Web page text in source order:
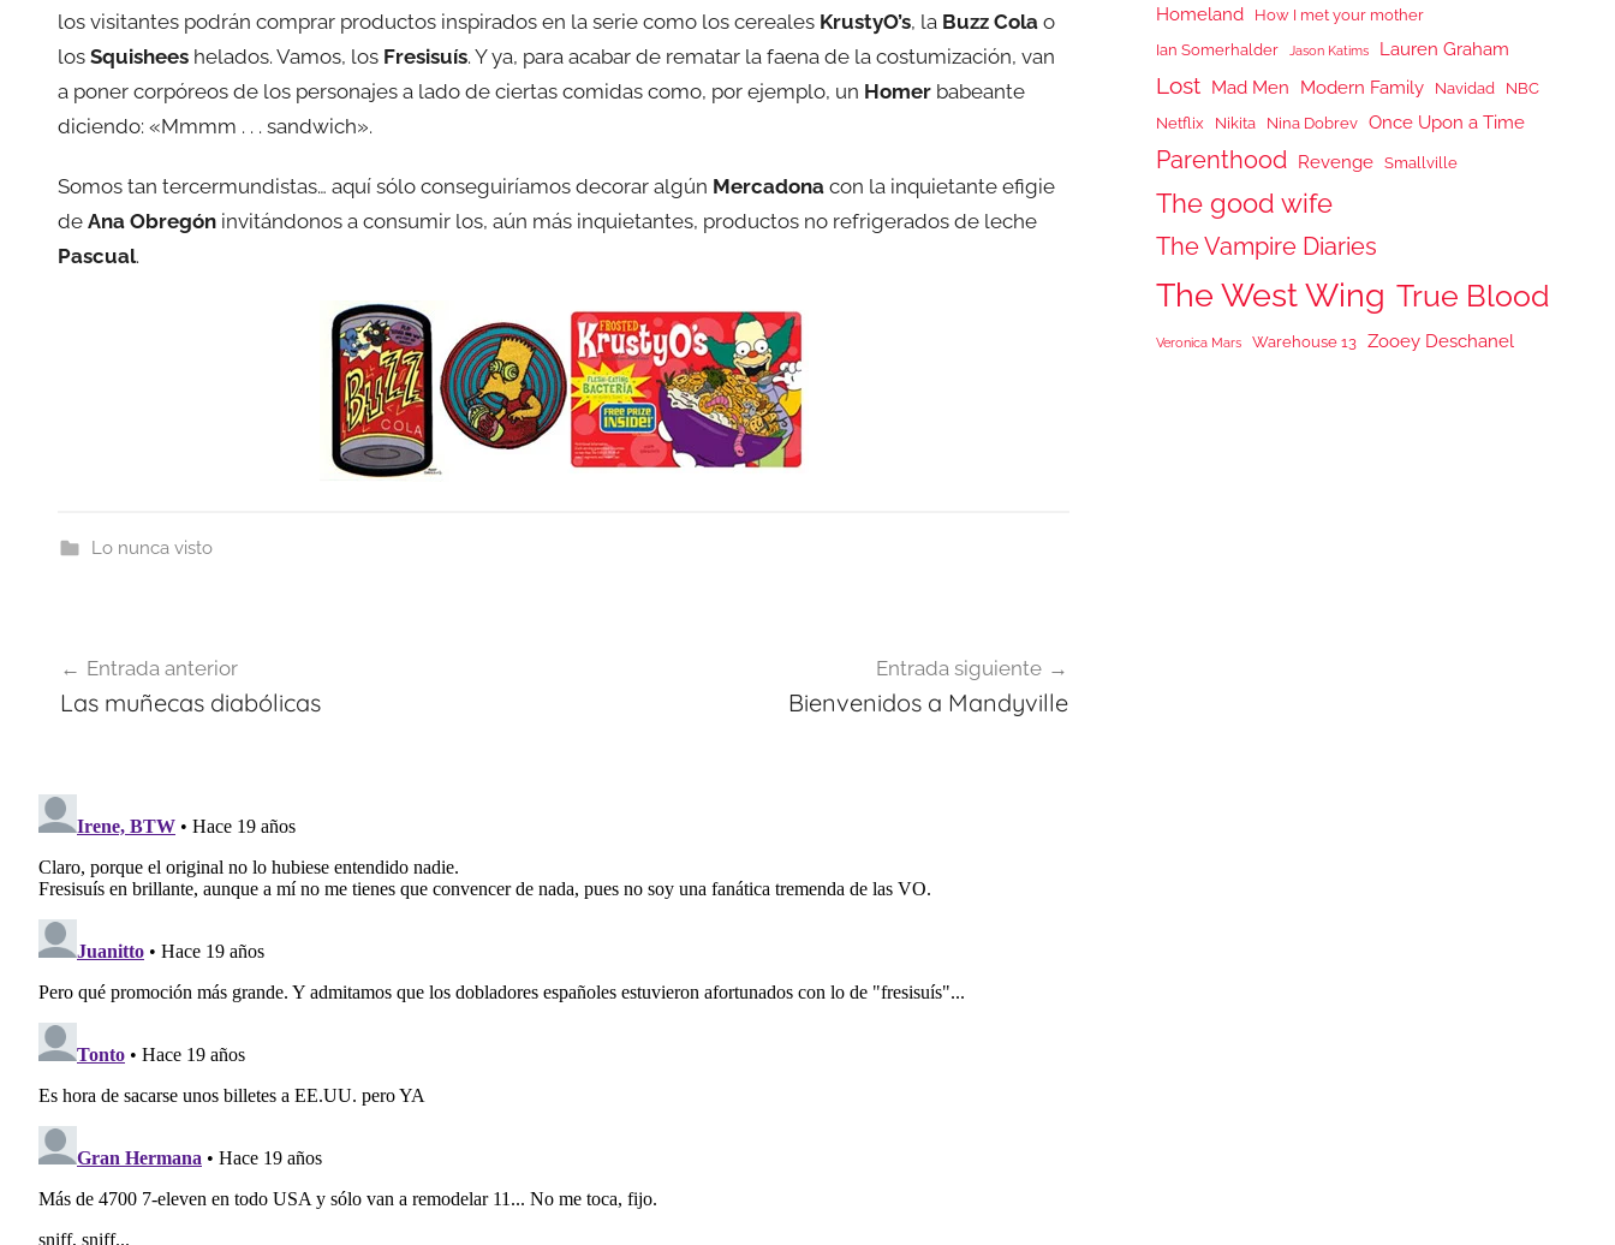
los visitantes podrán comprar productos inspirados en la serie como los cereales KrustyO’s, la Buzz Cola o
los Squishees helados. Vamos, los Fresisuís. Y ya, para acabar de rematar la faena de la costumización, van
a poner corpóreos de los personajes a lado de ciertas comidas como, por ejemplo, un Homer babeante
diciendo: «Mmmm . . . sandwich».
Somos tan tercermundistas… aquí sólo conseguiríamos decorar algún Mercadona con la inquietante efigie
de Ana Obregón invitándonos a consumir los, aún más inquietantes, productos no refrigerados de leche
Pascual.
Lo nunca visto
de
Entrada anterior
Las muñecas diabólicas
Entrada siguiente
Bienvenidos a Mandyville
Homeland
How I met your mother
Ian Somerhalder
Jason Katims Lauren Graham
Lost Mad Men Modern Family Navidad
NBC
Netflix
Nikita Nina Dobrev Once Upon a Time
Parenthood Revenge Smallville
The good wife
The Vampire Diaries
The West Wing True Blood
Veronica Mars Warehouse 13 Zooey Deschanel